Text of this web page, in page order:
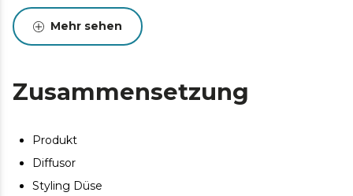
Produktlebensdauer garantiert. Brushless Motor.
Beseitigt Frizz und verleiht dem Haar einen natürlichen
Glanz, macht es weich und geschmeidig. Ionen-
Passen Sie Ihr Trocknungserlebnis an die spezifischen
Bedürfnisse Ihres Haares an. Vier
Dank des großen Displays können Sie die
Temperatureinstellungen jederzeit einsehen. Display.
Mehr sehen
Zusammensetzung
Produkt
Diffusor
Styling Düse